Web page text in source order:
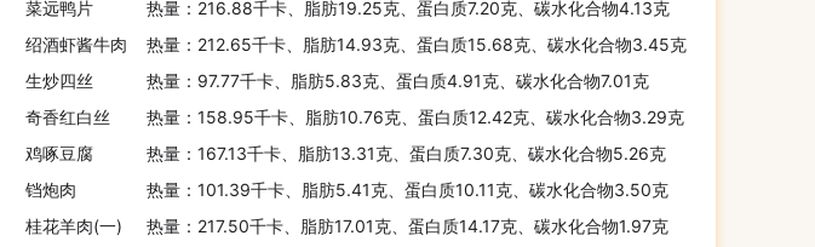
菜远鸭片
热量：216.88千卡、脂肪19.25克、蛋白质7.20克、碳水化合物4.13克
绍酒虾酱牛肉
热量：212.65千卡、脂肪14.93克、蛋白质15.68克、碳水化合物3.45克
生炒四丝
热量：97.77千卡、脂肪5.83克、蛋白质4.91克、碳水化合物7.01克
奇香红白丝
热量：158.95千卡、脂肪10.76克、蛋白质12.42克、碳水化合物3.29克
鸡啄豆腐
热量：167.13千卡、脂肪13.31克、蛋白质7.30克、碳水化合物5.26克
铛炮肉
热量：101.39千卡、脂肪5.41克、蛋白质10.11克、碳水化合物3.50克
桂花羊肉(一)
热量：217.50千卡、脂肪17.01克、蛋白质14.17克、碳水化合物1.97克